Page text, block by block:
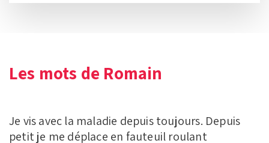
Les mots de Romain
Je vis avec la maladie depuis toujours. Depuis
petit je me déplace en fauteuil roulant